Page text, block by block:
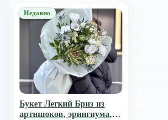
Букет Легкий Бриз из
артишоков, эрингиума,